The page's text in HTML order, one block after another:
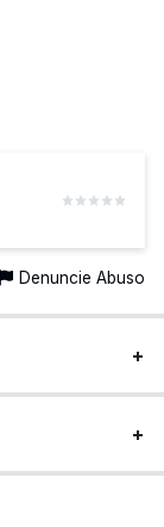
Denuncie Abuso